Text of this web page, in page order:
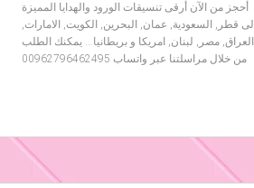
أحجز من الآن أرقى تنسيقات الورود والهدايا المميزة
الى قطر, السعودية, عمان, البحرين, الكويت, الامارات,
العراق, مصر, لبنان, امريكا و بريطانيا… يمكنك الطلب
من خلال مراسلتنا عبر واتساب 00962796462495